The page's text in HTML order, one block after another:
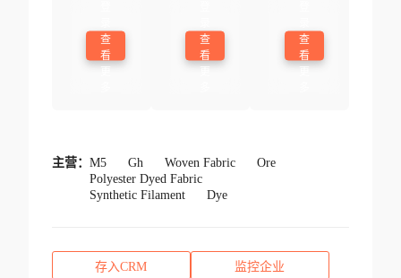
查
看
查
看
查
看
主营： M5 Gh Woven Fabric
Ore
Polyester Dyed Fabric
Synthetic Filament
Dye
存入CRM 监控企业